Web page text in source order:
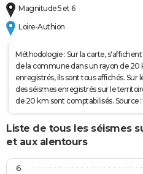
Magnitude 5 et 6
Loire-Authion
Méthodologie : Sur la carte,
de la commune dans un rayon de 20
enregistrés, ils sont tous affichés. Sur
des séismes enregistrés sur le
de 20 km sont comptabilisés. Source
Liste de tous les séismes
et aux alentours
6